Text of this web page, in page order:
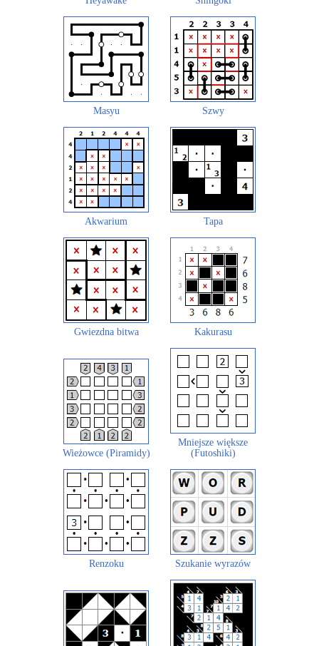
Masyu Szwy
Akwarium Tapa
Gwiezdna bitwa Kakurasu
Wieżowce (Piramidy)
Mniejsze większe
(Futoshiki)
Renzoku Szukanie wyrazów